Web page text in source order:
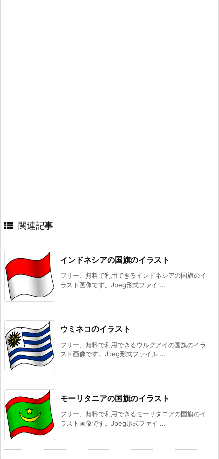
 関連記事
インドネシアの国旗のイラスト
フリー、無料で利用できるインドネシアの国旗のイ
ラスト画像です。Jpeg形式ファイ ...
ウミネコのイラスト
フリー、無料で利用できるウルグアイの国旗のイラ
スト画像です。Jpeg形式ファイル ...
モーリタニアの国旗のイラスト
フリー、無料で利用できるモーリタニアの国旗のイ
ラスト画像です。Jpeg形式ファイ ...